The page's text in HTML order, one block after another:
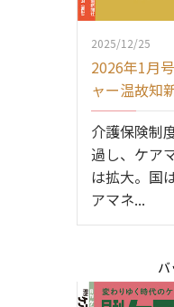
2025/12/25
2026年1月
ャー温故知
介護保険制
過し、ケア
は拡大。国
アマネ...